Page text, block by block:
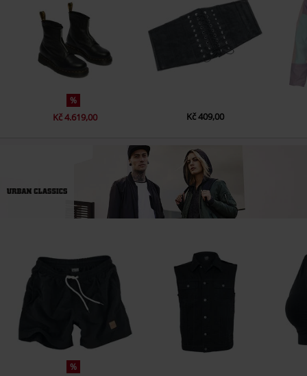
%
Kč 4.619,00 Kč 409,00
%